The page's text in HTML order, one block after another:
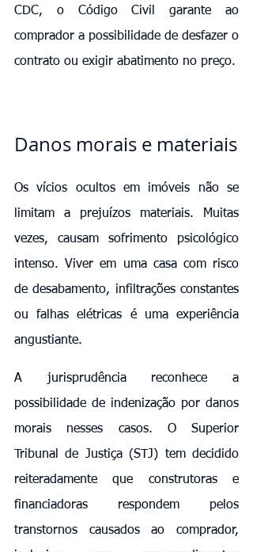
CDC, o Código Civil garante ao
comprador a possibilidade de desfazer o
contrato ou exigir abatimento no preço.
Danos morais e materiais
Os vícios ocultos em imóveis não se
limitam a prejuízos materiais. Muitas
vezes, causam sofrimento psicológico
intenso. Viver em uma casa com risco
de desabamento, infiltrações constantes
ou falhas elétricas é uma experiência
angustiante.
A jurisprudência reconhece a
possibilidade de indenização por danos
morais nesses casos. O Superior
Tribunal de Justiça (STJ) tem decidido
reiteradamente que construtoras e
financiadoras respondem pelos
transtornos causados ao comprador,